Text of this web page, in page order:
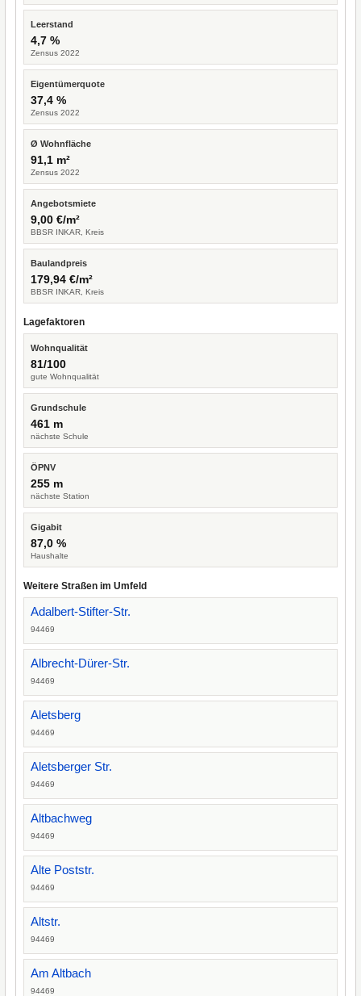
Leerstand
4,7 %
Zensus 2022
Eigentümerquote
37,4 %
Zensus 2022
Ø Wohnfläche
91,1 m²
Zensus 2022
Angebotsmiete
9,00 €/m²
BBSR INKAR, Kreis
Baulandpreis
179,94 €/m²
BBSR INKAR, Kreis
Lagefaktoren
Wohnqualität
81/100
gute Wohnqualität
Grundschule
461 m
nächste Schule
ÖPNV
255 m
nächste Station
Gigabit
87,0 %
Haushalte
Weitere Straßen im Umfeld
Adalbert-Stifter-Str.
94469
Albrecht-Dürer-Str.
94469
Aletsberg
94469
Aletsberger Str.
94469
Altbachweg
94469
Alte Poststr.
94469
Altstr.
94469
Am Altbach
94469